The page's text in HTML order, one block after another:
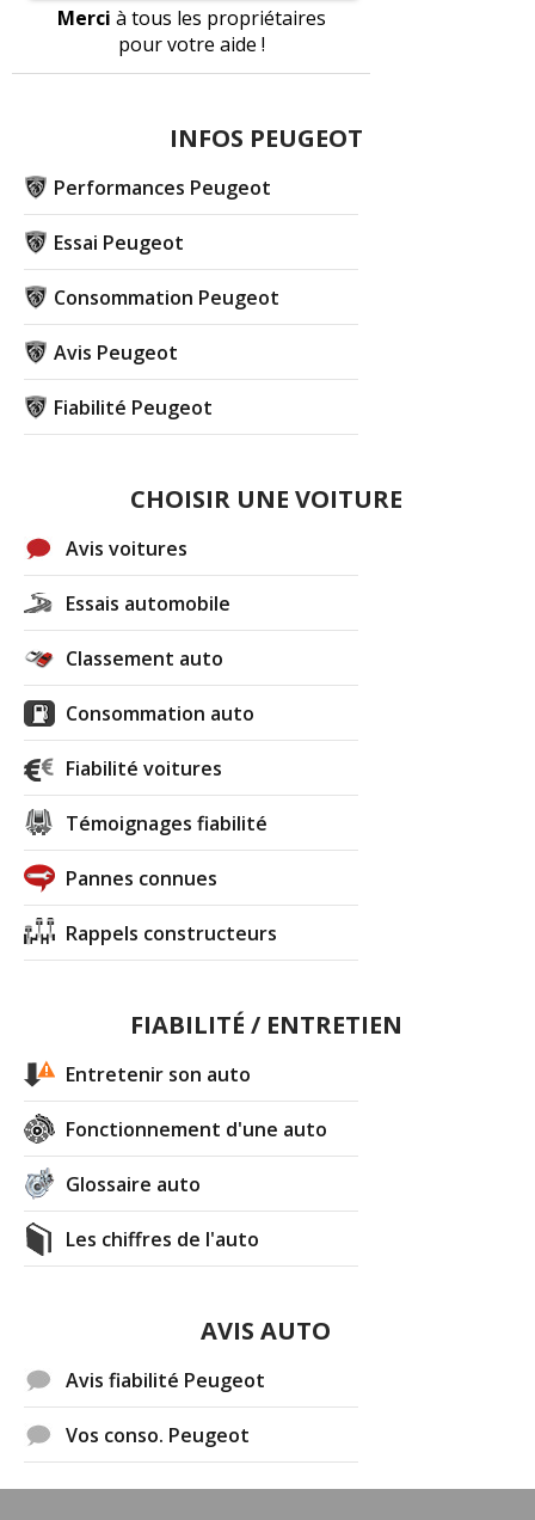
Merci à tous les propriétaires
pour votre aide !
INFOS PEUGEOT
Performances Peugeot
Essai Peugeot
Consommation Peugeot
Avis Peugeot
Fiabilité Peugeot
CHOISIR UNE VOITURE
Avis voitures
Essais automobile
Classement auto
Consommation auto
Fiabilité voitures
Témoignages fiabilité
Pannes connues
Rappels constructeurs
FIABILITÉ / ENTRETIEN
Entretenir son auto
Fonctionnement d'une auto
Glossaire auto
Les chiffres de l'auto
AVIS AUTO
Avis fiabilité Peugeot
Vos conso. Peugeot